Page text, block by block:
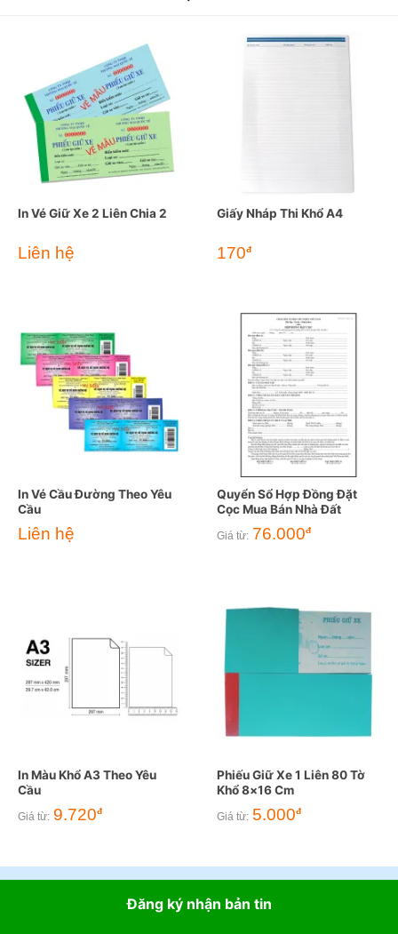
In Vé Giữ Xe 2 Liên Chia 2
Liên hệ
Giấy Nháp Thi Khổ A4
170đ
In Vé Cầu Đường Theo Yêu
Cầu
Liên hệ
Quyển Sổ Hợp Đồng Đặt
Cọc Mua Bán Nhà Đất
Giá từ: 76.000đ
In Màu Khổ A3 Theo Yêu
Cầu
Giá từ: 9.720đ
Phiếu Giữ Xe 1 Liên 80 Tờ
Khổ 8×16 Cm
Giá từ: 5.000đ
Đăng ký nhận bản tin